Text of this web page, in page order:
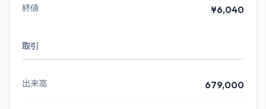
終値 ¥6,040
取引
出来高 679,000